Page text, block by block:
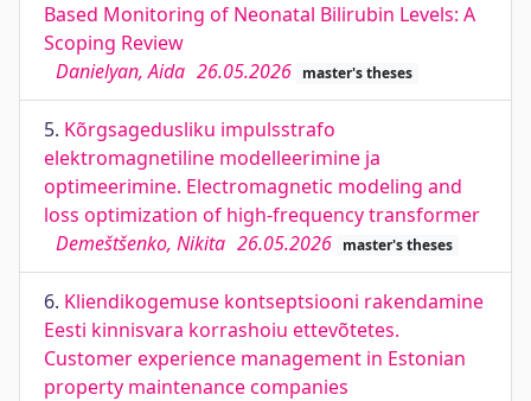
Based Monitoring of Neonatal Bilirubin Levels: A
Scoping Review
Danielyan, Aida 26.05.2026 master's theses
5. Kõrgsagedusliku impulsstrafo
elektromagnetiline modelleerimine ja
optimeerimine. Electromagnetic modeling and
loss optimization of high-frequency transformer
Demeštšenko, Nikita 26.05.2026 master's theses
6. Kliendikogemuse kontseptsiooni rakendamine
Eesti kinnisvara korrashoiu ettevõtetes.
Customer experience management in Estonian
property maintenance companies